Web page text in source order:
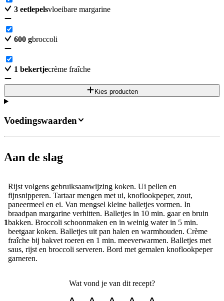
3 eetlepelsvloeibare margarine
600 gbroccoli
1 bekertjecrème fraîche
Kies producten
Aan de slag
1
Rijst volgens gebruiksaanwijzing koken. Ui pellen en
fijnsnipperen. Tartaar mengen met ui, knoflookpeper, zout,
paneermeel en ei. Van mengsel kleine balletjes vormen. In
braadpan margarine verhitten. Balletjes in 10 min. gaar en bruin
bakken. Broccoli schoonmaken en in weinig water in 5 min.
beetgaar koken. Balletjes uit pan halen en warmhouden. Crème
fraîche bij bakvet roeren en 1 min. meeverwarmen. Balletjes met
saus, rijst en broccoli serveren. Bord met gemalen knoflookpeper
garneren.
Wat vond je van dit recept?
Voedingswaarden